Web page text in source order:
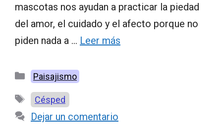
mascotas nos ayudan a practicar la piedad
del amor, el cuidado y el afecto porque no
piden nada a … Leer más
Categorías
Paisajismo
Etiquetas
Césped
Dejar un comentario